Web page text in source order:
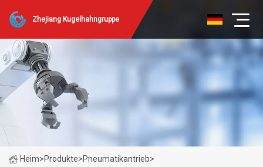
Zhejiang Kugelhahngruppe
Heim>Produkte>Pneumatikantrieb>